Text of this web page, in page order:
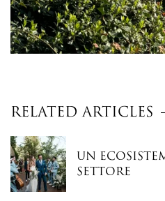
Related Articles
Un
settore